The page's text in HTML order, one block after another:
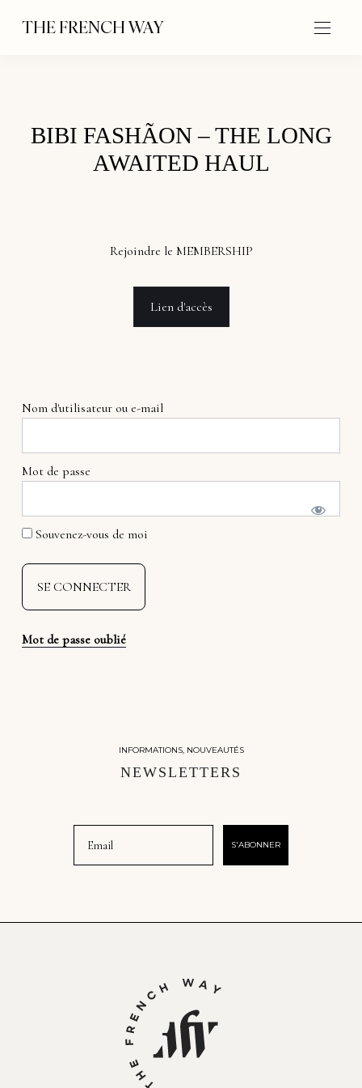
THE FRENCH WAY
BIBI FASHÃON – THE LONG
AWAITED HAUL
Rejoindre le MEMBERSHIP
Lien d'accès
Nom d'utilisateur ou e-mail
Mot de passe
Souvenez-vous de moi
Mot de passe oublié
INFORMATIONS, NOUVEAUTÉS
NEWSLETTERS
S'ABONNER